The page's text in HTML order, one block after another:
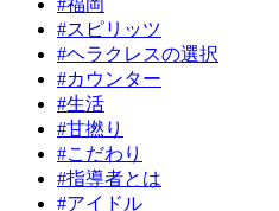
#スピリッツ
#ヘラクレスの選択
#カウンター
#生活
#甘撚り
#こだわり
#指導者とは
#アイドル